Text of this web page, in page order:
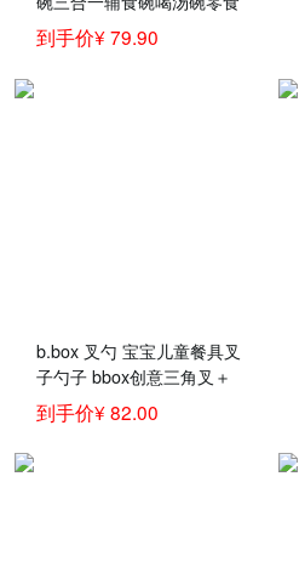
碗儿童餐具套装新款 bbox
三合一吸管碗-红橙
到手价¥ 79.90
b.box 叉勺 宝宝儿童餐具叉
子勺子 bbox创意三角叉＋
勺套装 橙红色
到手价¥ 82.00